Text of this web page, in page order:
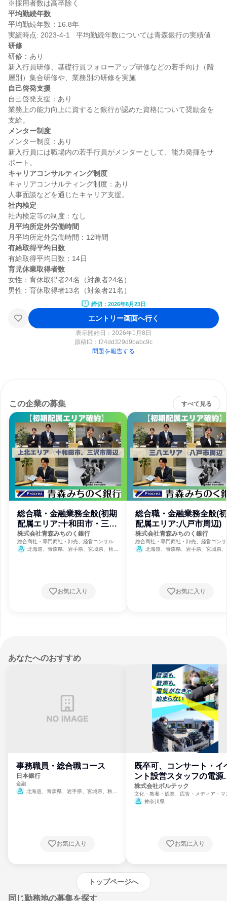
平均勤続年数
平均勤続年数：16.8年
研修
研修：あり
新入行員研修、基礎行員フォローアップ研修などの若手向け（階
自己啓発支援
自己啓発支援：あり
業務上の能力向上に資すると銀行が認めた資格について奨励金を
メンター制度
メンター制度：あり
新入行員には職場内の若手行員がメンターとして、能力発揮をサ
キャリアコンサルティング制度
キャリアコンサルティング制度：あり
社内検定
月平均所定外労働時間
有給取得平均日数
育児休業取得者数
女性：育休取得者24名（対象者24名）
締切：2026年8月23日
エントリー画面へ行く
表示開始日：2026年1月8日
原稿ID： f24dd329d9babc9c
問題を報告する
この企業の募集 すべて見る
総合職・金融業務全般(初期
配属エリア:十和田市・三沢
市周辺)
株式会社青森みちのく銀行
総合商社・専門商社・卸売、経営コンサルテ
ィング、銀行・信用金庫・貸付
北海道、青森県、岩手県、宮城県、秋田
お気に入り
総合職・金融業務全般(
配属エリア:八戸市周辺)
株式会社青森みちのく銀行
総合商社・専門商社・卸売、経営コン
ィング、銀行・信用金庫・貸付
北海道、青森県、岩手県、宮城県
お気に入り
あなたへのおすすめ
事務職員・総合職コース
日本銀行
金融
北海道、青森県、岩手県、宮城県、秋田
崎県、熊本県、大分県、宮崎県、鹿児島県、
お気に入り
既卒可、コンサート・イ
ント設営スタッフの電源
門
株式会社ボルテック
文化・教養・娯楽、広告・メディア・マ
ミ、電力・ガス・水道・エネルギー
神奈川県
お気に入り
トップページへ
同じ勤務地の募集を探す